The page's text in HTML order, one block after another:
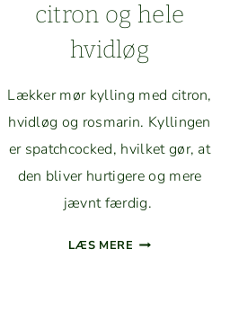
cit­ron og hele
hvidløg
Lækker mør kylling med cit­ron,
hvidløg og ros­marin. Kyllin­gen
er spatch­cocked, hvilket gør, at
den bliv­er hur­tigere og mere
jævnt færdig.
LÆS MERE HEL